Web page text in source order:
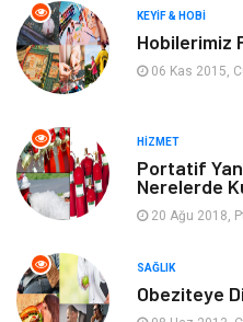
Mobilya
Astroloji
Cam
Bebek Giyim
oğlak burcu kadını
Çadır
KEYIF & HOBI
Hobilerimiz
06 Kas 2015,
HIZMET
Portatif
Nerelerde
20 Ağu 2018,
SAĞLIK
Obeziteye